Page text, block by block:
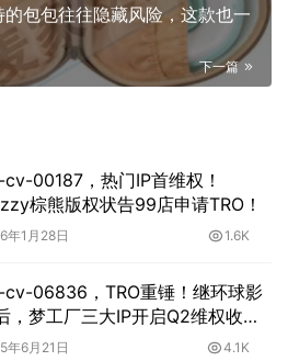
包包往往隐藏风险，这款也一
下一篇
00187，热门IP首维权！
棕熊版权状告99店申请TRO！
年1月28日 1.6K
06836，TRO重锤！继环球影
，梦工厂三大IP开启Q2维权收官
年6月21日 4.1K